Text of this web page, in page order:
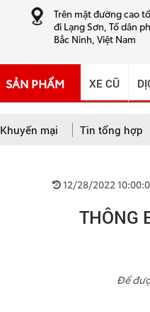
Trên mặt đường cao
đi Lạng Sơn, Tổ dân
Bắc Ninh, Việt Nam
SẢN PHẨM XE CŨ
Khuyến mại Tin tổng hợp
12/28/2022
THÔNG
Để